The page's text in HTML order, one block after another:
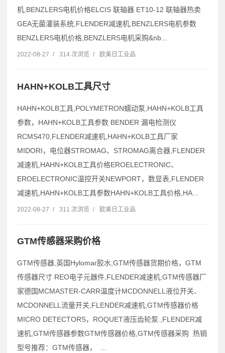
机,BENZLERS电机价格ELCIS 联轴器 ET10-12 联轴器热卖
GEA无菌灌装系统,FLENDER减速机,BENZLERS电机参数
BENZLERS电机价格,BENZLERS电机采购&nb...
2022-08-27 / 314 次浏览 / 欧美日工业品
HAHN+KOLB工具尺寸
HAHN+KOLB工具,POLYMETRON蠕动泵,HAHN+KOLB工具
参数，HAHN+KOLB工具参数 BENDER 漏电检测仪
RCMS470,FLENDER减速机,HAHN+KOLB工具厂家
MIDORI，电位器STROMAG、STROMAG离合器,FLENDER
减速机,HAHN+KOLB工具价格EROELECTRONIC、
EROELECTRONIC温控开关NEWPORT，数显表,FLENDER
减速机,HAHN+KOLB工具参数HAHN+KOLB工具价格,HA...
2022-08-27 / 311 次浏览 / 欧美日工业品
GTM传感器采购价格
GTM传感器,英国Hylomar胶水,GTM传感器货期价格，GTM
传感器尺寸 REO电子元器件,FLENDER减速机,GTM传感器厂
家德国MCMASTER-CARR温度计MCDONNELL液位开关、
MCDONNELL流量开关,FLENDER减速机,GTM传感器价格
MICRO DETECTORS，ROQUET液压齿轮泵.,FLENDER减
速机,GTM传感器参数GTM传感器价格,GTM传感器采购 热销
型号推荐：GTM传感器， ...